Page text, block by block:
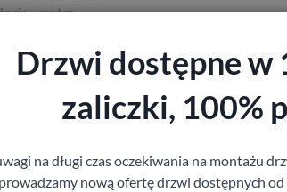
wnętrz.
blokady WC lub
2 sztuki w
Drzwi dostępne w
zaliczki, 100%
na długi czas oczekiwania na montażu
nową ofertę drzwi dostępnych od